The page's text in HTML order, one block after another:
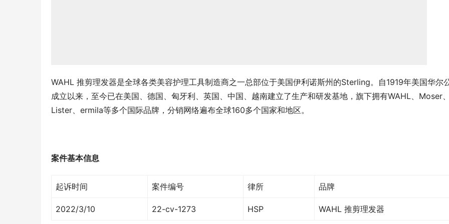
WAHL 推剪理发器是全球各类美容护理工具制造商之一总部位于美国伊利诺斯州的Sterling。自1919年美国华尔
成立以来，至今已在美国、德国、匈牙利、英国、中国、越南建立了生产和研发基地，旗下拥有WAHL、Moser
Lister、ermila等多个国际品牌，分销网络遍布全球160多个国家和地区。
案件基本信息
起诉时间 案件编号 律所 品牌
2022/3/10 22-cv-1273 HSP WAHL 推剪理发器